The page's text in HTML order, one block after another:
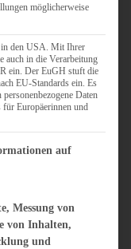
& FISCH
BACKEN
& QUICHES
SNACKS
möglicherweise
in den USA. Mit Ihrer
auch in die Verarbeitung
ein. Der EuGH stuft die
EU-Standards ein. Es
Daten
für Europäerinnen und
Transparency and Consent
auf
Messung von
von Inhalten,
und